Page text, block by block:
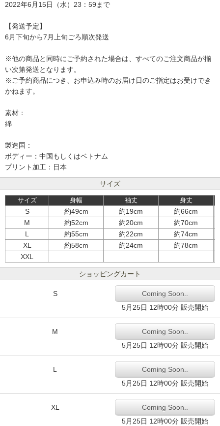
2022年6月15日（水）23：59まで
【発送予定】
6月下旬から7月上旬ごろ順次発送
※他の商品と同時にご予約された場合は、すべてのご注文商品が揃
い次第発送となります。
※ご予約商品につき、お申込み時のお届け日のご指定はお受けでき
かねます。
素材：
綿
製造国：
ボディー：中国もしくはベトナム
プリント加工：日本
サイズ
サイズ 身幅 袖丈 身丈
S 約49cm 約19cm
約66cm
M
約52cm 約20cm
約70cm
L
約55cm 約22cm
約74cm
XL
約58cm 約24cm
約78cm
XXL
ショッピングカート
S
Coming Soon..
5月25日 12時00分 販売開始
M
Coming Soon..
5月25日 12時00分 販売開始
L
Coming Soon..
5月25日 12時00分 販売開始
XL
Coming Soon..
5月25日 12時00分 販売開始